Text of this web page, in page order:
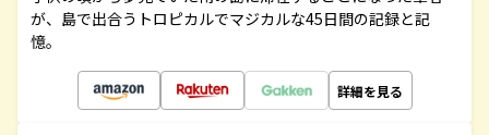
が、島で出合うトロピカルでマジカルな45日間の記録と記
憶。
詳細を見る